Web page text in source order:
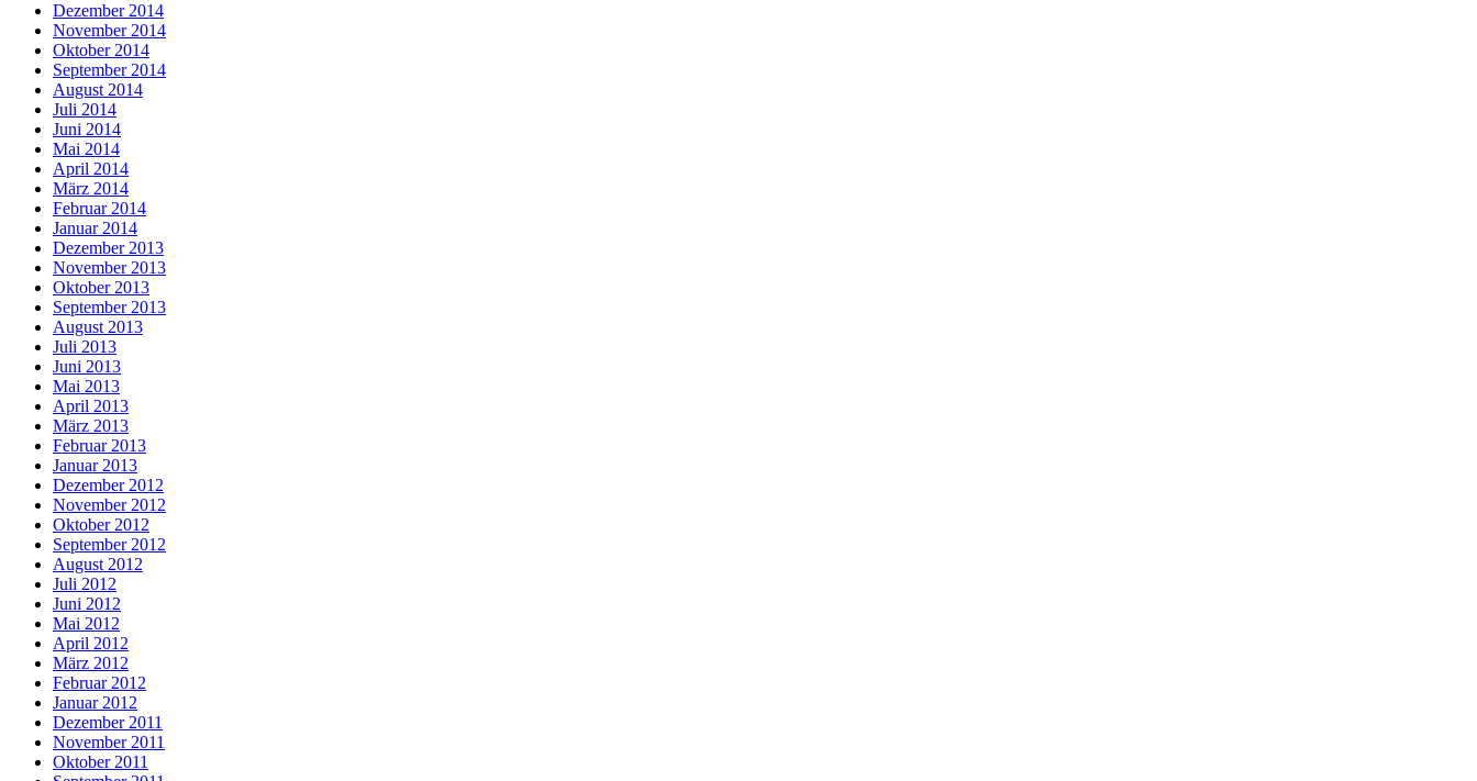
Dezember 2014
November 2014
Oktober 2014
September 2014
August 2014
Juli 2014
Juni 2014
Mai 2014
April 2014
März 2014
Februar 2014
Januar 2014
Dezember 2013
November 2013
Oktober 2013
September 2013
August 2013
Juli 2013
Juni 2013
Mai 2013
April 2013
März 2013
Februar 2013
Januar 2013
Dezember 2012
November 2012
Oktober 2012
September 2012
August 2012
Juli 2012
Juni 2012
Mai 2012
April 2012
März 2012
Februar 2012
Januar 2012
Dezember 2011
November 2011
Oktober 2011